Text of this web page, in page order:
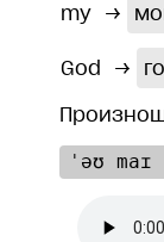
my →
God →
ˈəʊ maɪ